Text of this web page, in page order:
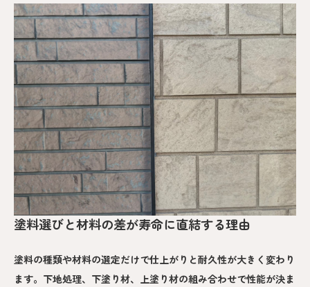
塗料選びと材料の差が寿命に直結する理由
塗料の種類や材料の選定だけで仕上がりと耐久性が大きく変わり
ます。下地処理、下塗り材、上塗り材の組み合わせで性能が決ま